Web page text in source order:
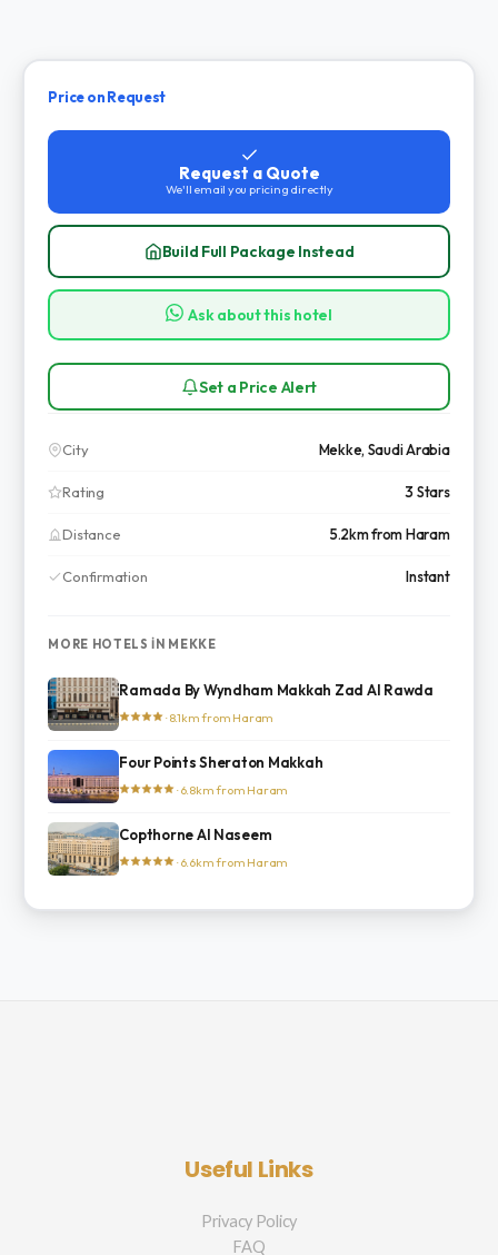
Price on Request
Request a Quote
We'll email you pricing directly
Build Full Package Instead
Ask about this hotel
Set a Price Alert
City Mekke, Saudi Arabia
Rating 3 Stars
Distance 5.2km from Haram
Confirmation Instant
MORE HOTELS IN MEKKE
Ramada By Wyndham Makkah Zad Al Rawda
· 8.1km from Haram
Four Points Sheraton Makkah
· 6.8km from Haram
Copthorne Al Naseem
· 6.6km from Haram
Useful Links
Privacy Policy
FAQ